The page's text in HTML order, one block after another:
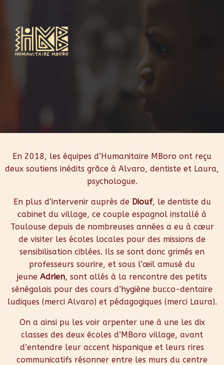
En 2018, les équipes d’Humanitaire MBoro ont reçu
deux soutiens inédits grâce à Alvaro, dentiste et Laura,
psychologue.
En plus d’intervenir auprès de Diouf, le dentiste du
cabinet du village, ce couple espagnol installé à
Toulouse depuis de nombreuses années a eu à cœur
de visiter les écoles locales pour des missions de
sensibilisation ciblées. Ils se sont donc grimés en
professeurs sourire, et sous l’œil amusé du
jeune Adrien, sont allés à la rencontre des petits
sénégalais pour des cours d’hygiène bucco-dentaire
ludiques (merci Alvaro) et pédagogiques (merci Laura).
On a ainsi pu les voir arpenter une à une les dix
classes des deux écoles d’MBoro village, avant
d’entendre leur accent hispanique et leurs rires
communicatifs résonner entre les murs du centre